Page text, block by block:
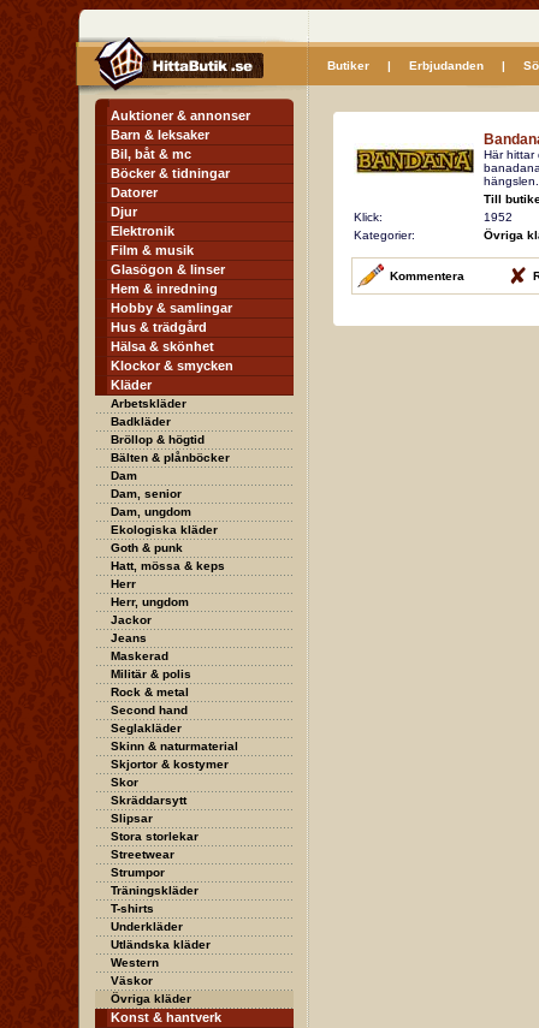
Butiker| Erbjudanden|
Auktioner & annonser
Barn & leksaker
Bil, båt & mc
Böcker & tidningar
Datorer
Djur
Elektronik
Film & musik
Glasögon & linser
Hem & inredning
Hobby & samlingar
Hus & trädgård
Hälsa & skönhet
Klockor & smycken
Kläder
Arbetskläder
Badkläder
Bröllop & högtid
Bälten & plånböcker
Dam
Dam, senior
Dam, ungdom
Ekologiska kläder
Goth & punk
Hatt, mössa & keps
Herr
Herr, ungdom
Jackor
Jeans
Maskerad
Militär & polis
Rock & metal
Second hand
Seglakläder
Skinn & naturmaterial
Skjortor & kostymer
Skor
Skräddarsytt
Slipsar
Stora storlekar
Streetwear
Strumpor
Träningskläder
T-shirts
Underkläder
Utländska kläder
Western
Väskor
Övriga kläder
Konst & hantverk
Här hittar
hängslen.
Till
Klick:
1952
Kategorier:
Övriga
Kommentera